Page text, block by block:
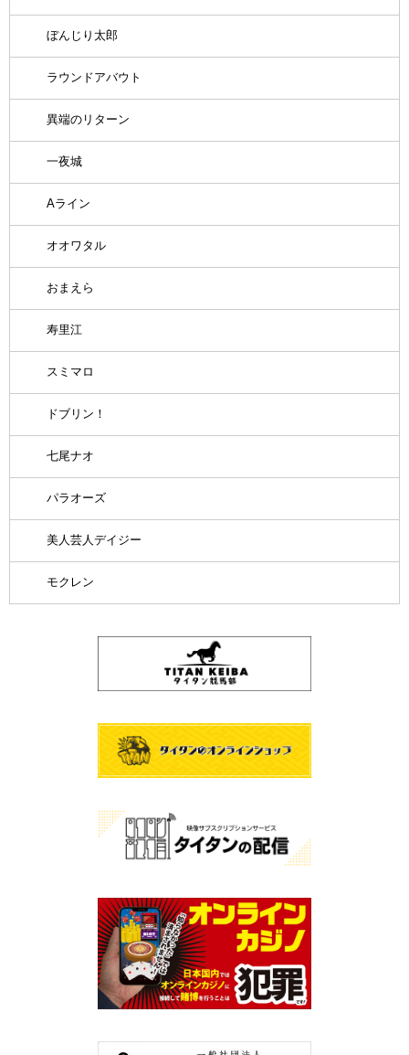
ぼんじり太郎
ラウンドアバウト
異端のリターン
一夜城
Aライン
オオワタル
おまえら
寿里江
スミマロ
ドブリン！
七尾ナオ
パラオーズ
美人芸人デイジー
モクレン